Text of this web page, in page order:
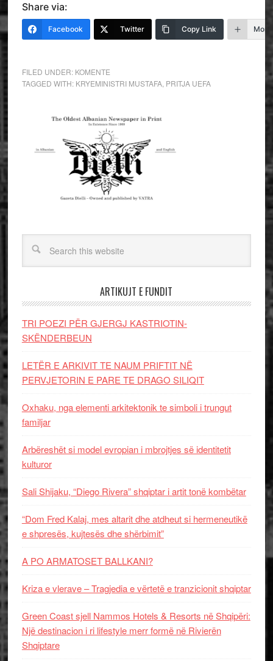
Share via:
Facebook Twitter Copy Link More
FILED UNDER: KOMENTE
TAGGED WITH: KRYEMINISTRI MUSTAFA, PRITJA UEFA
ARTIKUJT E FUNDIT
TRI POEZI PËR GJERGJ KASTRIOTIN-
SKËNDERBEUN
LETËR E ARKIVIT TE NAUM PRIFTIT NË
PERVJETORIN E PARE TE DRAGO SILIQIT
Oxhaku, nga elementi arkitektonik te simboli i trungut
familjar
Arbëreshët si model evropian i mbrojtjes së identitetit
kulturor
Sali Shijaku, “Diego Rivera” shqiptar i artit tonë kombëtar
“Dom Fred Kalaj, mes altarit dhe atdheut si hermeneutikë
e shpresës, kujtesës dhe shërbimit”
A PO ARMATOSET BALLKANI?
Kriza e vlerave – Tragjedia e vërtetë e tranzicionit shqiptar
Green Coast sjell Nammos Hotels & Resorts në Shqipëri:
Një destinacion i ri lifestyle merr formë në Rivierën
Shqiptare